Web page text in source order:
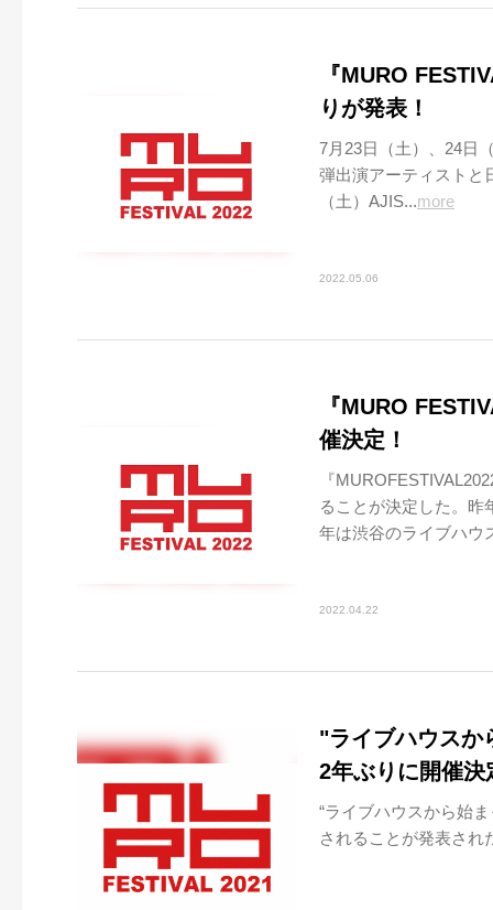
『MURO
りが発表！
7月23日（土）、24日
弾出演アーティストと
（土）AJIS...more
2022.05.06
『MURO
催決定！
『
ることが決定した。昨
年は渋谷のライブハウ
2022.04.22
"ライブハウスか
2年ぶりに開催
“ライブハウスから始
されることが発表され